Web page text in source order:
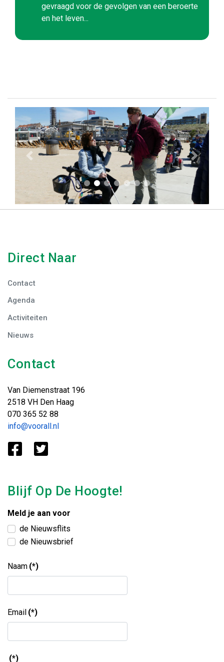
gevraagd voor de gevolgen van een beroerte
en het leven...
Previous Next
Direct Naar
Contact
Agenda
Activiteiten
Nieuws
Contact
Van Diemenstraat 196
2518 VH Den Haag
070 365 52 88
info@voorall.nl
Blijf Op De Hoogte!
Meld je aan voor
de Nieuwsflits
de Nieuwsbrief
Naam (*)
Email (*)
(*)